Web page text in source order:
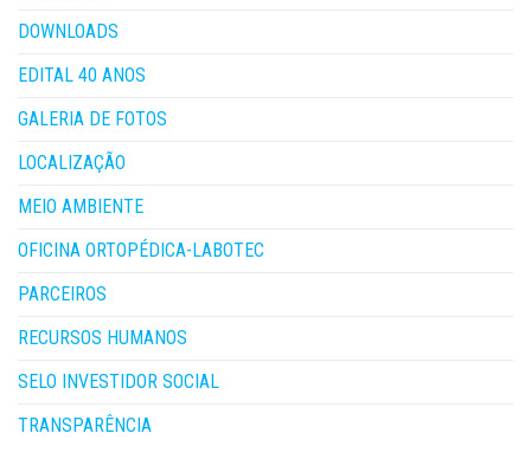
DOWNLOADS
EDITAL 40 ANOS
GALERIA DE FOTOS
LOCALIZAÇÃO
MEIO AMBIENTE
OFICINA ORTOPÉDICA-LABOTEC
PARCEIROS
RECURSOS HUMANOS
SELO INVESTIDOR SOCIAL
TRANSPARÊNCIA